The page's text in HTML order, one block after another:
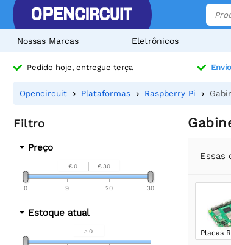
Nossas Marcas Eletrônicos
Pedido hoje, entregue terça
Opencircuit Plataformas Raspberry Pi
Filtro
Preço
€ 0 € 30
0 30
9 20
Estoque atual
≥ 0
Essas
Placas